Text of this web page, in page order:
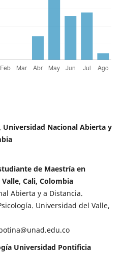
Nacional Abierta y
de Maestría en
Cali, Colombia
Abierta y a Distancia.
Universidad del Valle,
Universidad Pontificia